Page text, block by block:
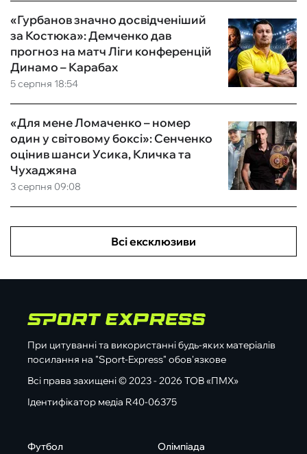
5 серпня 18:54
«Гурбанов значно досвідченіший
за Костюка»: Демченко дав
прогноз на матч Ліги конференцій
Динамо – Карабах
3 серпня 09:08
«Для мене Ломаченко – номер
один у світовому боксі»: Сенченко
оцінив шанси Усика, Кличка та
Чухаджяна
Всі ексклюзиви
При цитуванні та використанні будь-яких матеріалів
посилання на "Sport-Express" обов'язкове
Всі права захищені © 2023 - 2026 ТОВ «ПМХ»
Ідентифікатор медіа R40-06375
Футбол
Олімпіада